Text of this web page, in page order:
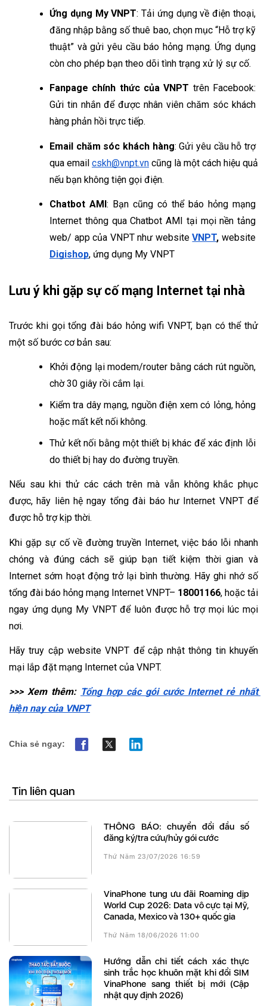
Ứng dụng My VNPT: Tải ứng dụng về điện thoại,
đăng nhập bằng số thuê bao, chọn mục “Hỗ trợ kỹ
thuật” và gửi yêu cầu báo hỏng mạng. Ứng dụng
còn cho phép bạn theo dõi tình trạng xử lý sự cố.
Fanpage chính thức của VNPT trên Facebook:
Gửi tin nhắn để được nhân viên chăm sóc khách
hàng phản hồi trực tiếp.
Email chăm sóc khách hàng: Gửi yêu cầu hỗ trợ
qua email cskh@vnpt.vn cũng là một cách hiệu quả
nếu bạn không tiện gọi điện.
Chatbot AMI: Bạn cũng có thể báo hỏng mạng
Internet thông qua Chatbot AMI tại mọi nền tảng
web/ app của VNPT như website VNPT,
Digishop, ứng dụng My VNPT
Lưu ý khi gặp sự cố mạng Internet tại nhà
Trước khi gọi tổng đài báo hỏng wifi VNPT, bạn có thể thử
một số bước cơ bản sau:
Khởi động lại modem/router bằng cách rút nguồn,
chờ 30 giây rồi cắm lại.
Kiểm tra dây mạng, nguồn điện xem có lỏng, hỏng
hoặc mất kết nối không.
Thử kết nối bằng một thiết bị khác để xác định lỗi
do thiết bị hay do đường truyền.
Nếu sau khi thử các cách trên mà vẫn không khắc phục
được, hãy liên hệ ngay tổng đài báo hư Internet VNPT để
được hỗ trợ kịp thời.
Khi gặp sự cố về đường truyền Internet, việc báo lỗi nhanh
chóng và đúng cách sẽ giúp bạn tiết kiệm thời gian và
Internet sớm hoạt động trở lại bình thường. Hãy ghi nhớ số
tổng đài báo hỏng mạng Internet VNPT– 18001166, hoặc tải
ngay ứng dụng My VNPT để luôn được hỗ trợ mọi lúc mọi
nơi.
Hãy truy cập website VNPT để cập nhật thông tin khuyến
mại lắp đặt mạng Internet của VNPT.
>>> Xem thêm: Tổng hợp các gói cước Internet rẻ nhất
hiện nay của VNPT
Chia sẻ ngay:
Tin liên quan
THÔNG BÁO: chuyển đổi đầu số
đăng ký/tra cứu/hủy gói cước
Thứ Năm 23/07/2026 16:59
VinaPhone tung ưu đãi Roaming dịp
World Cup 2026: Data vô cực tại Mỹ,
Canada, Mexico và 130+ quốc gia
Thứ Năm 18/06/2026 11:00
Hướng dẫn chi tiết cách xác thực
sinh trắc học khuôn mặt khi đổi SIM
VinaPhone sang thiết bị mới (Cập
nhật quy định 2026)